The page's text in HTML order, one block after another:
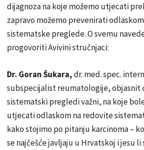
dijagnoza na koje možemo utjecati
zapravo možemo prevenirati
sistematske preglede. O svemu
progovoriti Avivini stručnjaci:
Dr. Goran Šukara,dr. med. spec.
subspecijalist reumatologije, objasnit
sistematski pregledi važni, na koje
utjecati odlaskom na redovite
kako stojimo po pitanju karcinoma –
se najčešće javljaju u Hrvatskoj i jesu